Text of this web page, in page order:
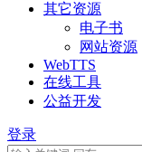
其它资源
电子书
网站资源
WebTTS
在线工具
公益开发
登录